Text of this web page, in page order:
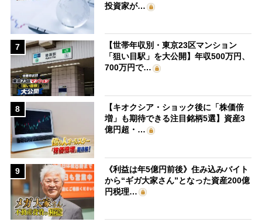
投資家が…
7
【世帯年収別・東京23区マンション
「狙い目駅」を大公開】年収500万円、
700万円で…
8
【キオクシア・ショック後に「株価倍
増」も期待できる注目銘柄5選】資産3
億円超・…
9
《利益は年5億円前後》住み込みバイト
から“ギガ大家さん”となった資産200億
円税理…